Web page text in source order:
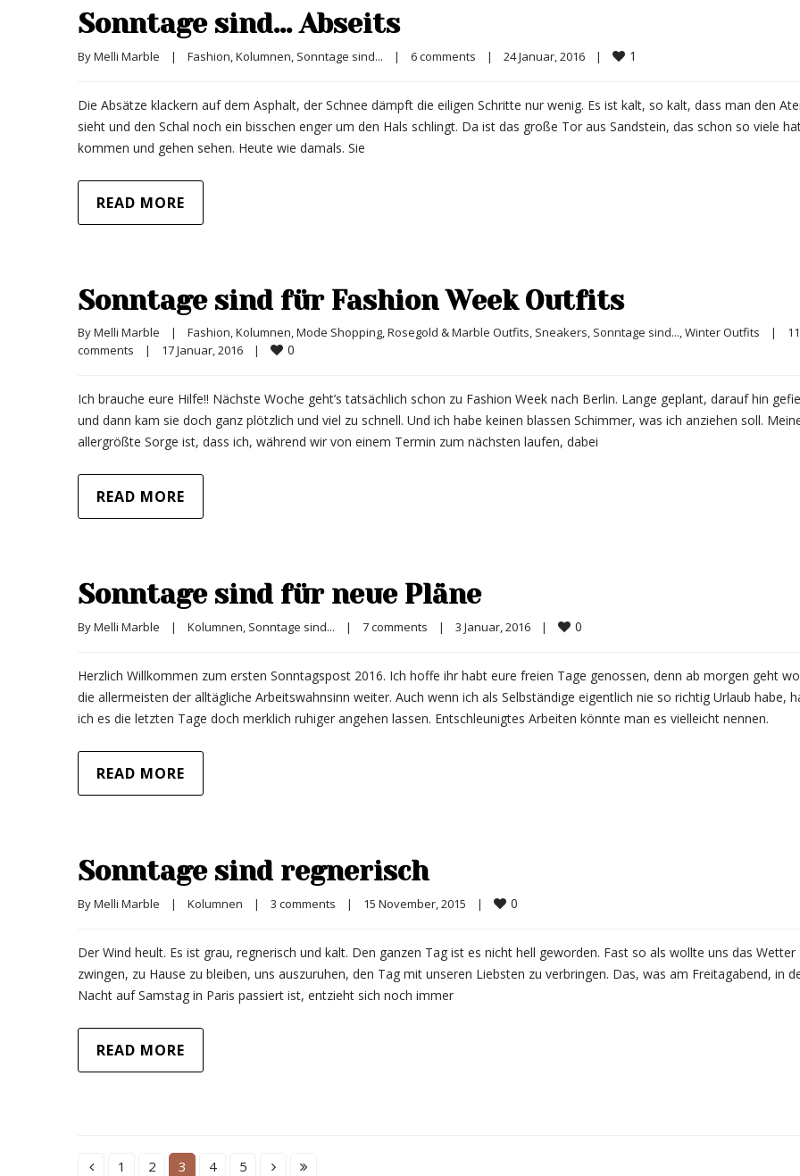
Sonntage sind… Abseits
By Melli Marble | Fashion, Kolumnen, Sonntage sind... | 6 comments | 24 Januar, 2016 | 1
Die Absätze klackern auf dem Asphalt, der Schnee dämpft die eiligen Schritte nur wenig. Es ist kalt, so kalt, dass man den
sieht und den Schal noch ein bisschen enger um den Hals schlingt. Da ist das große Tor aus Sandstein, das schon so viele
kommen und gehen sehen. Heute wie damals. Sie
READ MORE
Sonntage sind für Fashion Week Outfits
By Melli Marble | Fashion, Kolumnen, Mode Shopping, Rosegold & Marble Outfits, Sneakers, Sonntage sind..., Winter Outfits |
11
comments
| 17 Januar, 2016 | 0
Ich brauche eure Hilfe!! Nächste Woche geht’s tatsächlich schon zu Fashion Week nach Berlin. Lange geplant, darauf hin
und dann kam sie doch ganz plötzlich und viel zu schnell. Und ich habe keinen blassen Schimmer, was ich anziehen soll.
allergrößte Sorge ist, dass ich, während wir von einem Termin zum nächsten laufen, dabei
READ MORE
Sonntage sind für neue Pläne
By Melli Marble | Kolumnen, Sonntage sind... | 7 comments | 3 Januar, 2016 | 0
Herzlich Willkommen zum ersten Sonntagspost 2016. Ich hoffe ihr habt eure freien Tage genossen, denn ab morgen geht
die allermeisten der alltägliche Arbeitswahnsinn weiter. Auch wenn ich als Selbständige eigentlich nie so richtig Urlaub habe,
ich es die letzten Tage doch merklich ruhiger angehen lassen. Entschleunigtes Arbeiten könnte man es vielleicht nennen.
READ MORE
Sonntage sind regnerisch
By Melli Marble | Kolumnen | 3 comments | 15 November, 2015 | 0
Der Wind heult. Es ist grau, regnerisch und kalt. Den ganzen Tag ist es nicht hell geworden. Fast so als wollte uns das Wetter
zwingen, zu Hause zu bleiben, uns auszuruhen, den Tag mit unseren Liebsten zu verbringen. Das, was am Freitagabend, in
Nacht auf Samstag in Paris passiert ist, entzieht sich noch immer
READ MORE
1 2 3 4 5